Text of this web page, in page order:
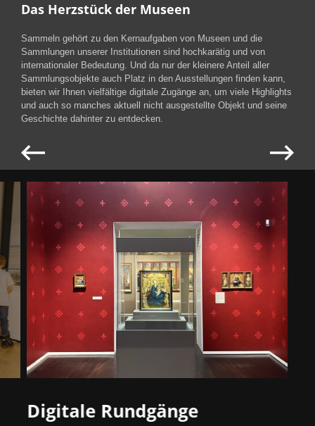
Das Herzstück der Museen
Sammeln gehört zu den Kernaufgaben von Museen und die
Sammlungen unserer Institutionen sind hochkarätig und von
internationaler Bedeutung. Und da nur der kleinere Anteil aller
Sammlungsobjekte auch Platz in den Ausstellungen finden kann,
bieten wir Ihnen vielfältige digitale Zugänge an, um viele Highlights
und auch so manches aktuell nicht ausgestellte Objekt und seine
Geschichte dahinter zu entdecken.
Digitale Rundgänge